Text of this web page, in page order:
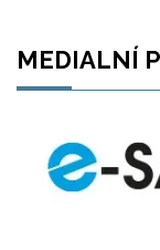
MEDIALNÍ